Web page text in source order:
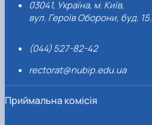
03041, Україна, м. Київ,
вул. Героїв Оборони, буд. 15.
(044) 527-82-42
rectorat@nubip.edu.ua
Приймальна комісія